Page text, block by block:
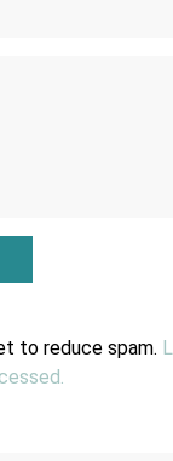
to reduce spam.